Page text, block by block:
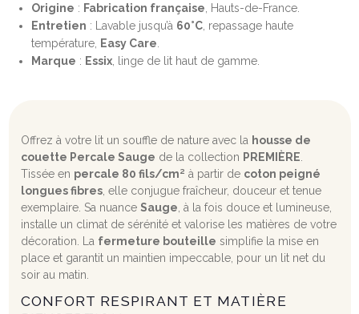
Origine : Fabrication française , Hauts-de-France.
Entretien : Lavable jusqu’à 60°C, repassage haute
température,
Easy Care
Marque : Essix, linge de lit haut de gamme.
Offrez à votre lit un souffle de nature avec la housse de
couette Percale Sauge de la collection PREMIÈRE.
Tissée en percale 80 fils/cm² à partir de coton peigné
longues fibres, elle conjugue fraîcheur, douceur et tenue
exemplaire. Sa nuance Sauge, à la fois douce et lumineuse,
installe un climat de sérénité et valorise les matières de votre
décoration. La fermeture bouteille simplifie la mise en
place et garantit un maintien impeccable, pour un lit net du
soir au matin.
CONFORT RESPIRANT ET MATIÈRE